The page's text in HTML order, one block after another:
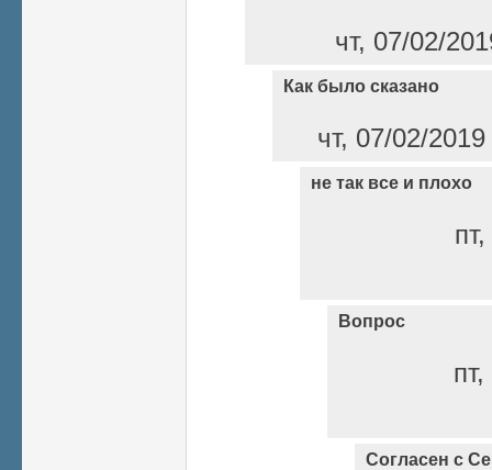
чт, 07/02/
Как было сказано
чт, 07/02/
не так все и плохо
Вопрос
Согласен с